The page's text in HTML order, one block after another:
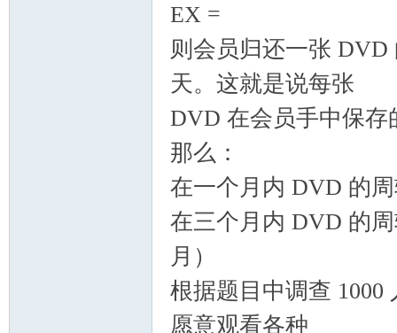
EX =
则会员归还一张 DVD
天。这就是说每张
DVD 在会员手中保存
那么：
在一个月内 DVD 的
在三个月内 DVD 的
月）
根据题目中调查
愿意观看各种